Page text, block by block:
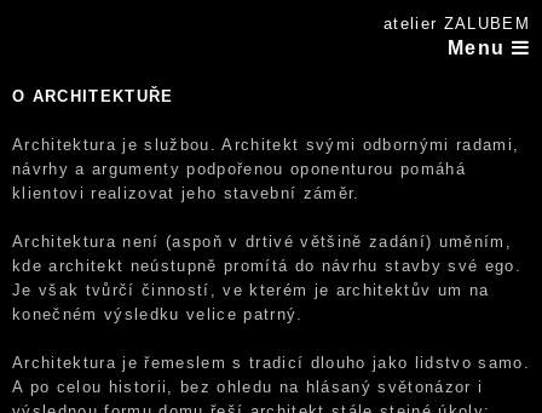
atelier ZALUBEM
Menu
O ARCHITEKTUŘE
Architektura je službou. Architekt svými odbornými radami,
návrhy a argumenty podpořenou oponenturou pomáhá
klientovi realizovat jeho stavební záměr.
Architektura není (aspoň v drtivé většině zadání) uměním,
kde architekt neústupně promítá do návrhu stavby své ego.
Je však tvůrčí činností, ve kterém je architektův um na
konečném výsledku velice patrný.
Architektura je řemeslem s tradicí dlouho jako lidstvo samo.
A po celou historii, bez ohledu na hlásaný světonázor i